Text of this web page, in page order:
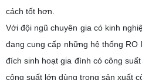
cách tốt hơn.
Với đội ngũ chuyên gia có kinh
đang cung cấp những hệ thống
đích sinh hoạt gia đình có công
công suất lớn dùng trong sản xuất